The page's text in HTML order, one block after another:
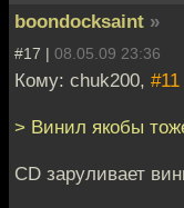
boondocksaint »
#17 | 08.05.09 23:36
Кому: chuk200, #11
> Винил якобы
CD заруливает